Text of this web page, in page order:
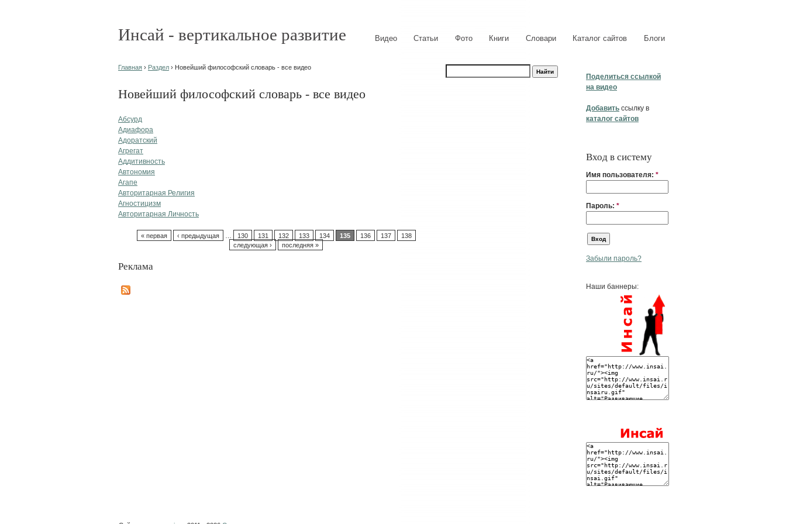
Инсай - вертикальное развитие Видео Статьи Фото Книги Словари Каталог сайтов Блоги
Поделиться ссылкой
на видео
Добавить ссылку в
каталог сайтов
Вход в систему
Имя пользователя: *
Пароль: *
Забыли пароль?
Наши баннеры:
Главная › Раздел › Новейший философский словарь - все видео
Новейший философский словарь - все видео
Абсурд
Адиафора
Адоратский
Агрегат
Аддитивность
Автономия
Агапе
Авторитарная Религия
Агностицизм
Авторитарная Личность
« первая ‹ предыдущая 130 131 132 133 134 135 136 137
138
следующая ›
последняя »
Реклама